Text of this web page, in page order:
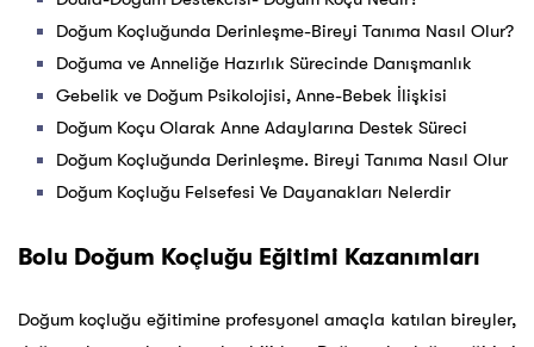
Doğum Koçluğunda Derinleşme-Bireyi Tanıma Nasıl Olur?
Doğuma ve Anneliğe Hazırlık Sürecinde Danışmanlık
Gebelik ve Doğum Psikolojisi, Anne-Bebek İlişkisi
Doğum Koçu Olarak Anne Adaylarına Destek Süreci
Doğum Koçluğunda Derinleşme. Bireyi Tanıma Nasıl Olur
Doğum Koçluğu Felsefesi Ve Dayanakları Nelerdir
Bolu Doğum Koçluğu Eğitimi Kazanımları
Doğum koçluğu eğitimine profesyonel amaçla katılan bireyler,